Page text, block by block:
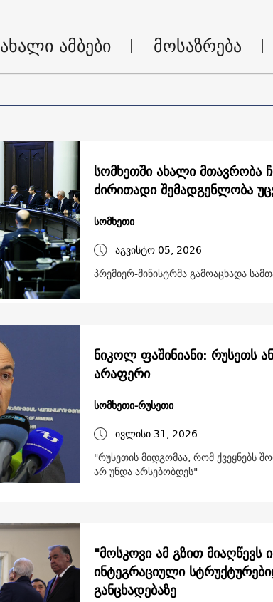
ახალი ამბები მოსაზრება
სომხეთში ახალი მთავრობა
ძირითადი შემადგენლობა
სომხეთი
აგვისტო 05, 2026
პრემიერ-მინისტრმა გამოაცხადა
ნიკოლ ფაშინიანი: რუსეთს
არაფერი
სომხეთი-რუსეთი
ივლისი 31, 2026
"რუსეთის მიდგომაა, რომ ქვეყნებს
არ უნდა არსებობდეს"
"მოსკოვი ამ გზით
ინტეგრაციული
განცხადებაზე